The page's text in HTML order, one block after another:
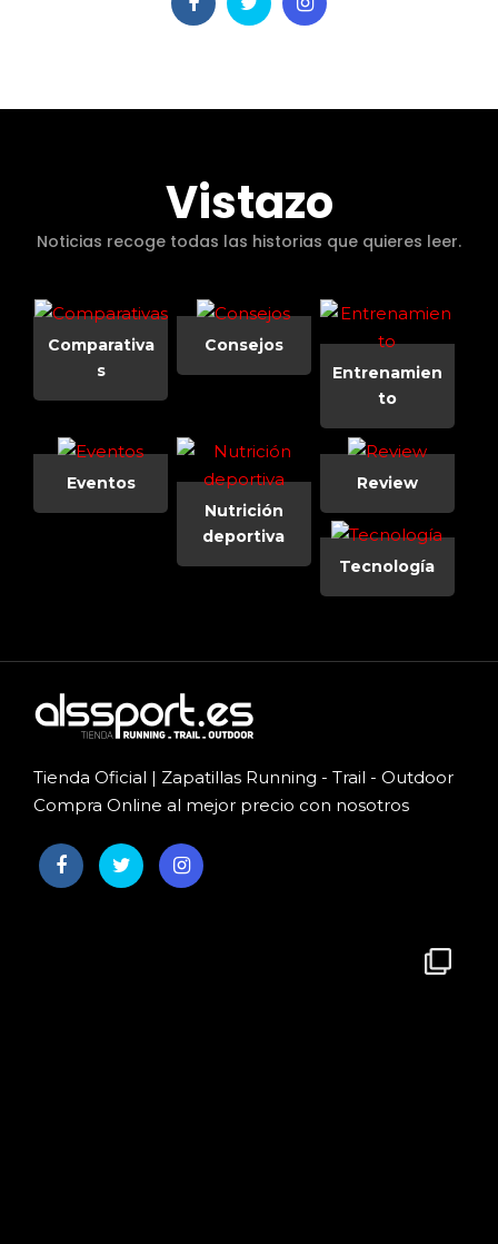
Vistazo
Noticias recoge todas las historias que quieres leer.
Comparativa
s
Consejos
Entrenamien
to
Eventos
Nutrición
deportiva
Review
Tecnología
Tienda Oficial | Zapatillas Running - Trail - Outdoor
Compra Online al mejor precio con nosotros